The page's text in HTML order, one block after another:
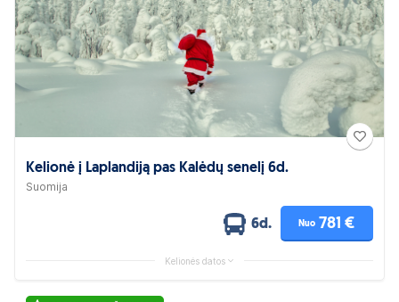
Kelionė į Laplandiją pas Kalėdų senelį 6d.
Suomija
6d. Nuo 781 €
Kelionės datos